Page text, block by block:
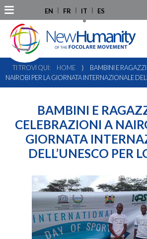
EN FR IT ES
TI TROVI QUI: HOME ⟩
BAMBINI E
NAIROBI PER LA GIORNATA INTERNAZIONALE
BAMBINI E
CELEBRAZIONI A
GIORNATA
DELL’UNESCO PER